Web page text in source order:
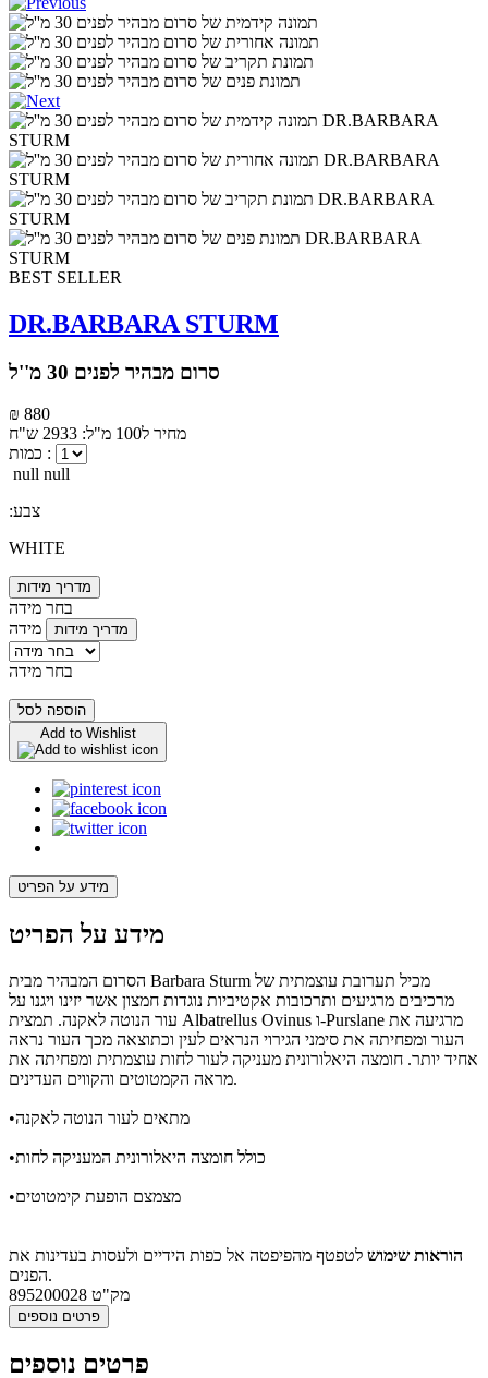
BEST SELLER
DR.BARBARA STURM
סרום מבהיר לפנים 30 מ''ל
₪ 880
מחיר ל100 מ"ל: 2933 ש"ח
כמות :
null null
:צבע
WHITE
מדריך מידות
בחר מידה
מידה
מדריך מידות
בחר מידה
הוספה לסל
Add to Wishlist
מידע על הפריט
מידע על הפריט
הסרום המבהיר מבית Barbara Sturm מכיל תערובת עוצמתית של
מרכיבים מרגיעים ותרכובות אקטיביות נוגדות חמצון אשר יזינו ויגנו על
עור הנוטה לאקנה. תמצית Albatrellus Ovinus ו-Purslane מרגיעה את
העור ומפחיתה את סימני הגירוי הנראים לעין וכתוצאה מכך העור נראה
אחיד יותר. חומצה היאלורונית מעניקה לעור לחות עוצמתית ומפחיתה את
מראה הקמטוטים והקווים העדינים.
•מתאים לעור הנוטה לאקנה
•כולל חומצה היאלורונית המעניקה לחות
•מצמצם הופעת קימטוטים
הוראות שימוש לטפטף מהפיפטה אל כפות הידיים ולעסות בעדינות את
הפנים.
מק"ט 895200028
פרטים נוספים
פרטים נוספים